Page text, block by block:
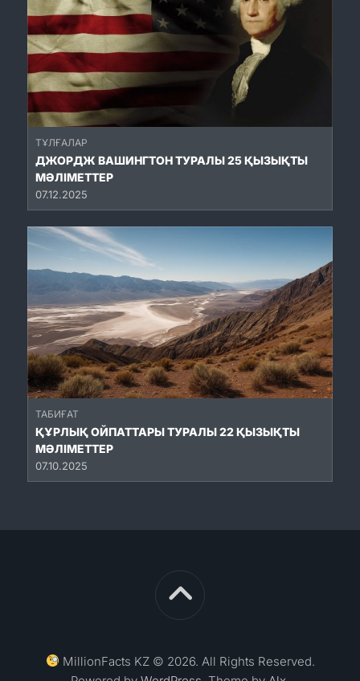
ТҰЛҒАЛАР
ДЖОРДЖ ВАШИНГТОН ТУРАЛЫ 25 ҚЫЗЫҚТЫ
МӘЛІМЕТТЕР
07.12.2025
ТАБИҒАТ
ҚҰРЛЫҚ ОЙПАТТАРЫ ТУРАЛЫ 22 ҚЫЗЫҚТЫ
МӘЛІМЕТТЕР
07.10.2025
MillionFacts KZ © 2026. All Rights Reserved.